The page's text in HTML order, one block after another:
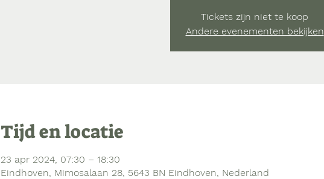
Tickets zijn niet te koop
Andere evenementen bekijken
Tijd en locatie
23 apr 2024, 07:30 – 18:30
Eindhoven, Mimosalaan 28, 5643 BN Eindhoven, Nederland